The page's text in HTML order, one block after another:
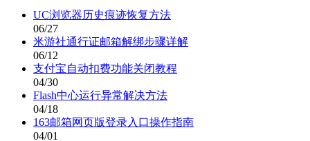
疯狂动物园国际服跑酷驯养新篇章v4.0.1 无限钻石版
查 看
指挥官歌利亚汉化战争策略手游v0.7.215 无限金币版
查 看
地铁逃生国际服手游下载安装v3.0.0 无限点券版
查 看
火柴人现代战争全资源解锁战斗进阶v300.1 无限版